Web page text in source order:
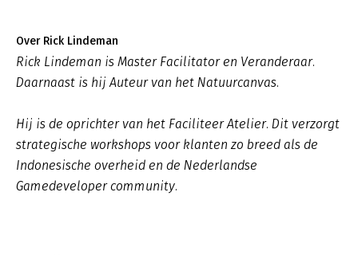
Over Rick Lindeman
Rick Lindeman is Master Facilitator en Veranderaar.
Daarnaast is hij Auteur van het Natuurcanvas.
Hij is de oprichter van het Faciliteer Atelier. Dit verzorgt
strategische workshops voor klanten zo breed als de
Indonesische overheid en de Nederlandse
Gamedeveloper community.